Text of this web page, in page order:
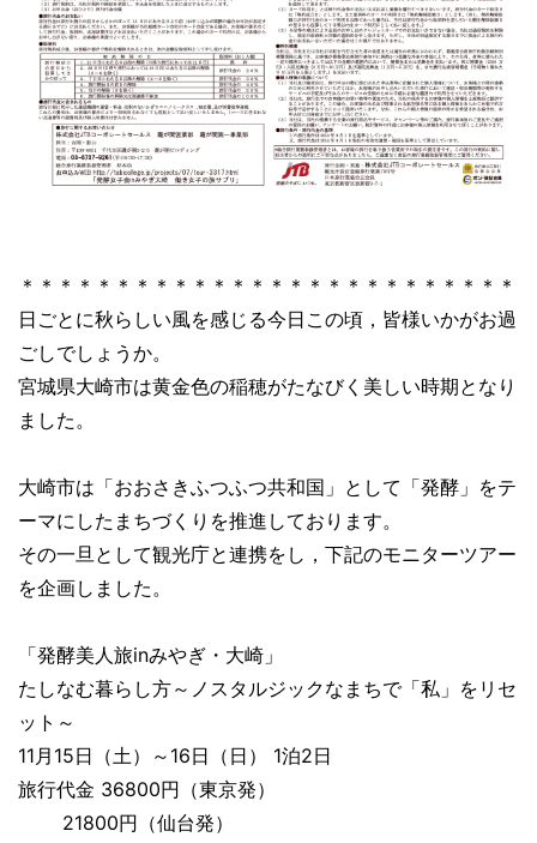
＊＊＊＊＊＊＊＊＊＊＊＊＊＊＊＊＊＊＊＊＊＊＊＊＊＊
日ごとに秋らしい風を感じる今日この頃， 皆様いかがお過
ごしでしょうか。
宮城県大崎市は黄金色の稲穂がたなびく美しい時期となり
ました。
大崎市は「おおさきふつふつ共和国」として「発酵」 をテ
ーマにしたまちづくりを推進しております。
その一旦として観光庁と連携をし， 下記のモニターツアー
を企画しました。
「発酵美人旅inみやぎ・大崎」
たしなむ暮らし方～ノスタルジックなまちで「私」をリセ
ット～
11月15日（土）～16日（日） 1泊2日
旅行代金 36800円（東京発）
21800円（仙台発）